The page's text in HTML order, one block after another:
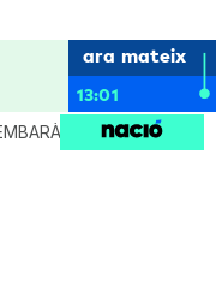
ara mateix
13:01
CRIANÇA